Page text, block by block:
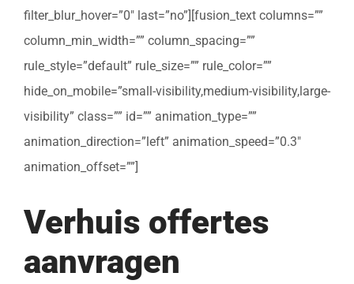
filter_blur_hover=”0″ last=”no”][fusion_text columns=””
column_min_width=”” column_spacing=””
rule_style=”default” rule_size=”” rule_color=””
hide_on_mobile=”small-visibility,medium-visibility,large-
visibility” class=”” id=”” animation_type=””
animation_direction=”left” animation_speed=”0.3″
animation_offset=””]
Verhuis offertes
aanvragen